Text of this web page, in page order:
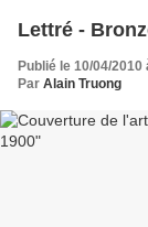
Lettré -
Publié le 10/04/2010
Par Alain Truong